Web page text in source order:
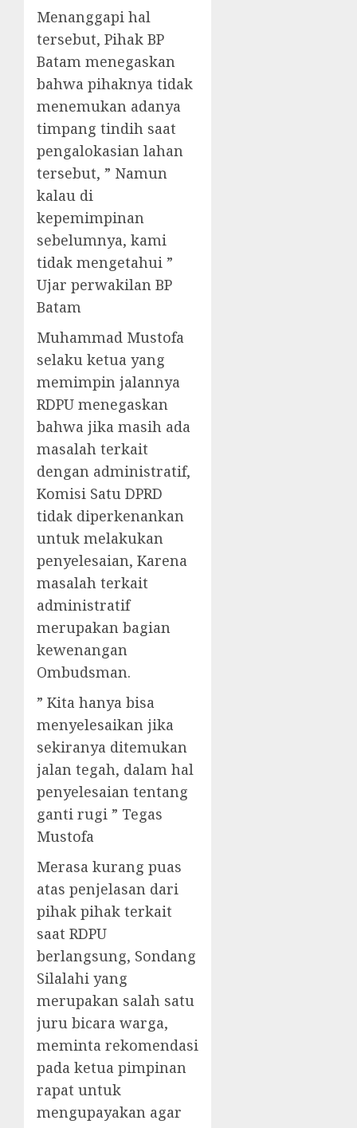
Menanggapi hal
tersebut, Pihak BP
Batam menegaskan
bahwa pihaknya tidak
menemukan adanya
timpang tindih saat
pengalokasian lahan
tersebut, ” Namun
kalau di
kepemimpinan
sebelumnya, kami
tidak mengetahui ”
Ujar perwakilan BP
Batam
Muhammad Mustofa
selaku ketua yang
memimpin jalannya
RDPU menegaskan
bahwa jika masih ada
masalah terkait
dengan administratif,
Komisi Satu DPRD
tidak diperkenankan
untuk melakukan
penyelesaian, Karena
masalah terkait
administratif
merupakan bagian
kewenangan
Ombudsman.
” Kita hanya bisa
menyelesaikan jika
sekiranya ditemukan
jalan tegah, dalam hal
penyelesaian tentang
ganti rugi ” Tegas
Mustofa
Merasa kurang puas
atas penjelasan dari
pihak pihak terkait
saat RDPU
berlangsung, Sondang
Silalahi yang
merupakan salah satu
juru bicara warga,
meminta rekomendasi
pada ketua pimpinan
rapat untuk
mengupayakan agar